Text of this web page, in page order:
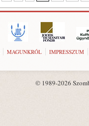
MAGUNKRÓL IMPRESSZUM
© 1989-2026